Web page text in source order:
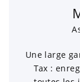
Une large
Tax :